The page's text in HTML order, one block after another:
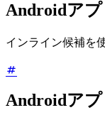
Androidア
インライン候補を
Androidア